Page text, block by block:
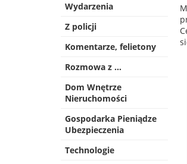
Wydarzenia
Z policji
Komentarze, felietony
Rozmowa z …
Dom Wnętrze
Nieruchomości
Gospodarka Pieniądze
Ubezpieczenia
Technologie